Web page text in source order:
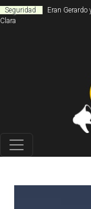
Seguridad
Eran
Clara